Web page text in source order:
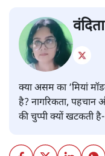
क्या असम का ‘मियां
है? नागरिकता, पहचान
की चुप्पी क्यों खटकती